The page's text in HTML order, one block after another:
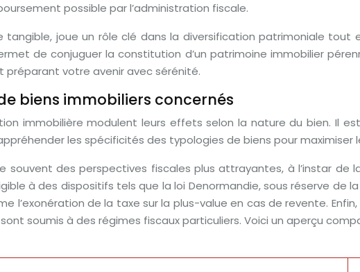
possible par l’administration fiscale.
tangible, joue un rôle clé dans la diversification patrimoniale
de conjuguer la constitution d’un patrimoine immobilier
votre avenir avec sérénité.
biens immobiliers concernés
immobilière modulent leurs effets selon la nature du bien. Il
les spécificités des typologies de biens pour
souvent des perspectives fiscales plus attrayantes, à l’instar de
à des dispositifs tels que la loi Denormandie, sous réserve
l’exonération de la taxe sur la plus-value en cas de revente.
soumis à des régimes fiscaux particuliers. Voici un aperçu